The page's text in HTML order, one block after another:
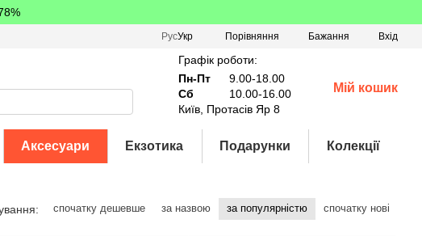
РусУкр Порівняння Бажання Вхід
Графік роботи:
Пн-Пт
9.00-18.00
Сб
10.00-16.00
Київ, Протасів Яр 8
Мій кошик
Аксесуари Екзотика Подарунки Колекції
спочатку дешевше за назвою за популярністю спочатку нові